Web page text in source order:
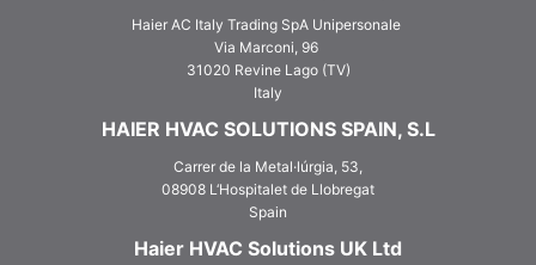
Haier AC Italy Trading SpA Unipersonale
Via Marconi, 96
31020 Revine Lago (TV)
Italy
HAIER HVAC SOLUTIONS SPAIN, S.L
Carrer de la Metal·lúrgia, 53,
08908 L‘Hospitalet de Llobregat
Spain
Haier HVAC Solutions UK Ltd